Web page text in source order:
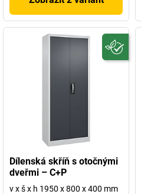
Dílenská skříň s otočnými
dveřmi – C+P
v x š x h 1950 x 800 x 400 mm